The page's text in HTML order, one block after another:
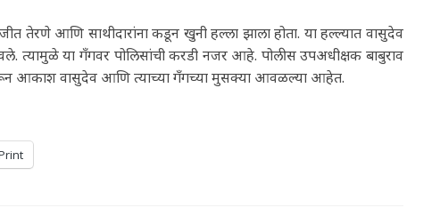
तेरणे आणि साथीदारांना कडून खुनी हल्ला झाला होता. या हल्ल्यात वासुदेव
त्यामुळे या गॅंगवर पोलिसांची करडी नजर आहे. पोलीस उपअधीक्षक बाबुराव
वरून आकाश वासुदेव आणि त्याच्या गॅंगच्या मुसक्या आवळल्या आहेत.